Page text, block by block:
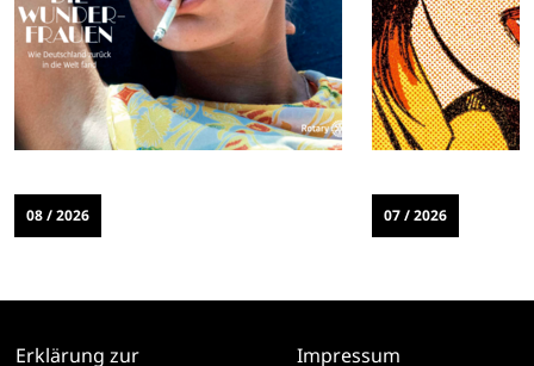
08 / 2026 07 / 2026
Erklärung zur
Impressum